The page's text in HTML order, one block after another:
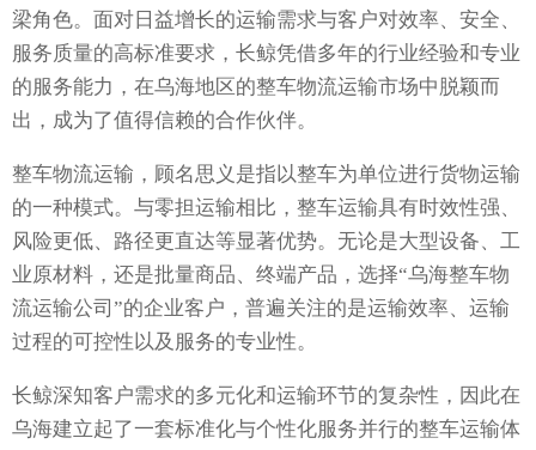
梁角色。面对日益增长的运输需求与客户对效率、安全、
服务质量的高标准要求，长鲸凭借多年的行业经验和专业
的服务能力，在乌海地区的整车物流运输市场中脱颖而
出，成为了值得信赖的合作伙伴。
整车物流运输，顾名思义是指以整车为单位进行货物运输
的一种模式。与零担运输相比，整车运输具有时效性强、
风险更低、路径更直达等显著优势。无论是大型设备、工
业原材料，还是批量商品、终端产品，选择“乌海整车物
流运输公司”的企业客户，普遍关注的是运输效率、运输
过程的可控性以及服务的专业性。
长鲸深知客户需求的多元化和运输环节的复杂性，因此在
乌海建立起了一套标准化与个性化服务并行的整车运输体